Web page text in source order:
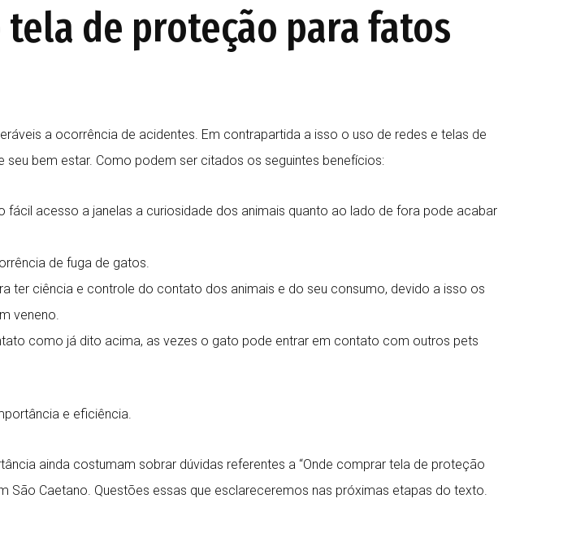
de proteção para fatos
a ocorrência de acidentes. Em contrapartida a isso o uso de redes e telas de
bem estar. Como podem ser citados os seguintes benefícios:
fácil acesso a janelas a curiosidade dos animais quanto ao lado de fora pode acabar
de fuga de gatos.
ter ciência e controle do contato dos animais e do seu consumo, devido a isso os
veneno.
como já dito acima, as vezes o gato pode entrar em contato com outros pets
e eficiência.
ainda costumam sobrar dúvidas referentes a “Onde comprar tela de proteção
Caetano. Questões essas que esclareceremos nas próximas etapas do texto.